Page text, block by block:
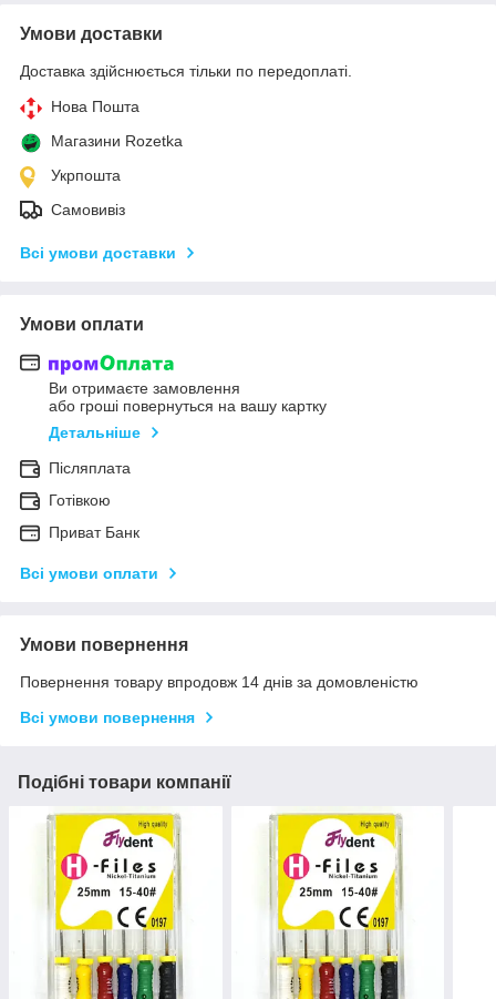
Умови доставки
Доставка здійснюється тільки по передоплаті.
Нова Пошта
Магазини Rozetka
Укрпошта
Самовивіз
Всі умови доставки
Умови оплати
Ви отримаєте замовлення
або гроші повернуться на вашу картку
Детальніше
Післяплата
Готівкою
Приват Банк
Всі умови оплати
Умови повернення
Повернення товару впродовж 14 днів за домовленістю
Всі умови повернення
Подібні товари компанії